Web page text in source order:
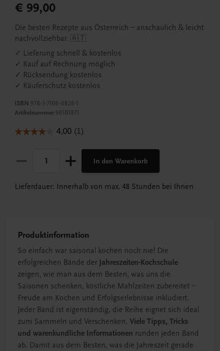
€ 99,00
Die besten Rezepte aus Österreich – anschaulich & leicht
nachvollziehbar. 🇦🇹
✓ Lieferung schnell & kostenlos
✓ Kauf auf Rechnung möglich
✓ Rücksendung kostenlos
✓ Käuferschutz kostenlos
ISBN 978-3-7106-0826-1
Artikelnummer 90101871
In den Warenkorb
Lieferdauer: Innerhalb von max. 48 Stunden bei Ihnen
Produktinformation
So einfach war saisonal kochen noch nie! Die
erfolgreichen Bände der Jahreszeiten-Kochschule
zeigen, wie man aus dem Besten, was uns die
Saisonen schenken, köstliche Mahlzeiten zubereitet –
Freude am Kochen und Erfolgserlebnisse inkludiert.
Jeder Band ist eigenständig, die Reihe eignet sich ideal
zum Sammeln und Verschenken. Viele Tipps, Tricks
und warenkundliche Informationen runden jeden Band
ab. Damit aus dem Besten, was die Jahreszeit gerade